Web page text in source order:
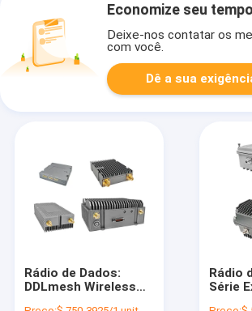
Economize seu tempo
Deixe-nos contatar os
com você.
Dê a sua
Rádio de Dados:
DDLmesh Wireless
Rádio
Série